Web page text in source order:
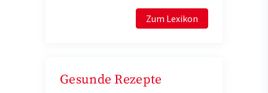
Zum Lexikon
Gesunde Rezepte